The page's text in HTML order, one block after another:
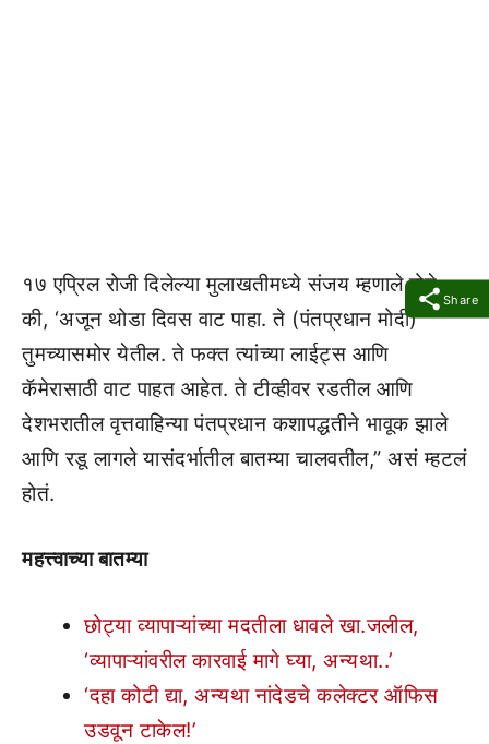
Share
१७ एप्रिल रोजी दिलेल्या मुलाखतीमध्ये संजय म्हणाले होते
की, ‘अजून थोडा दिवस वाट पाहा. ते (पंतप्रधान मोदी)
तुमच्यासमोर येतील. ते फक्त त्यांच्या लाईट्स आणि
कॅमेरासाठी वाट पाहत आहेत. ते टीव्हीवर रडतील आणि
देशभरातील वृत्तवाहिन्या पंतप्रधान कशापद्धतीने भावूक झाले
आणि रडू लागले यासंदर्भातील बातम्या चालवतील,” असं म्हटलं
होतं.
महत्त्वाच्या बातम्या
छोट्या व्यापाऱ्यांच्या मदतीला धावले खा.जलील,
‘व्यापाऱ्यांवरील कारवाई मागे घ्या, अन्यथा..’
‘दहा कोटी द्या, अन्यथा नांदेडचे कलेक्टर ऑफिस
उडवून टाकेल!’